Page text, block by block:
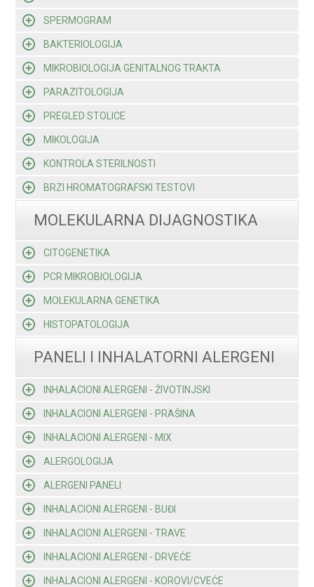
SPERMOGRAM
BAKTERIOLOGIJA
MIKROBIOLOGIJA GENITALNOG TRAKTA
PARAZITOLOGIJA
PREGLED STOLICE
MIKOLOGIJA
KONTROLA STERILNOSTI
BRZI HROMATOGRAFSKI TESTOVI
MOLEKULARNA DIJAGNOSTIKA
CITOGENETIKA
PCR MIKROBIOLOGIJA
MOLEKULARNA GENETIKA
HISTOPATOLOGIJA
PANELI I INHALATORNI ALERGENI
INHALACIONI ALERGENI - ŽIVOTINJSKI
INHALACIONI ALERGENI - PRAŠINA
INHALACIONI ALERGENI - MIX
ALERGOLOGIJA
ALERGENI PANELI
INHALACIONI ALERGENI - BUĐI
INHALACIONI ALERGENI - TRAVE
INHALACIONI ALERGENI - DRVEĆE
INHALACIONI ALERGENI - KOROVI/CVEĆE